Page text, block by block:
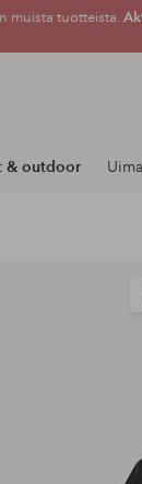
muista tuotteista.
& outdoor